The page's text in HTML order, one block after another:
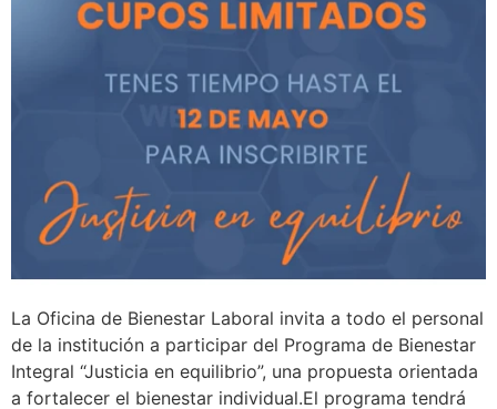
La Oficina de Bienestar Laboral invita a todo el personal
de la institución a participar del Programa de Bienestar
Integral “Justicia en equilibrio”, una propuesta orientada
a fortalecer el bienestar individual.El programa tendrá